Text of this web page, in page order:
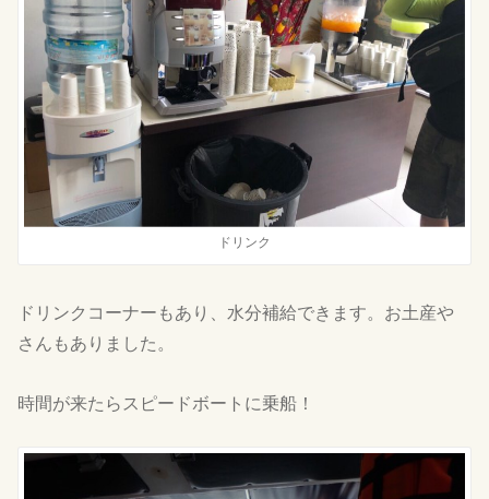
ドリンク
ドリンクコーナーもあり、水分補給できます。お土産や
さんもありました。
時間が来たらスピードボートに乗船！